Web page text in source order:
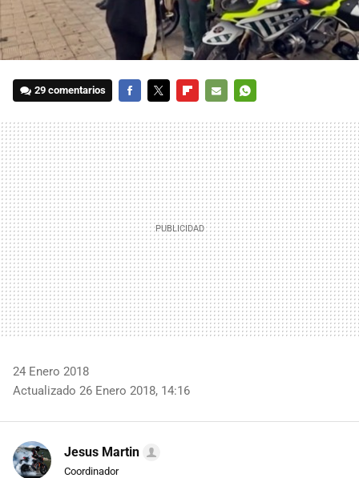
29 comentarios
MAIL
24 Enero 2018
Actualizado 26 Enero 2018, 14:16
Jesus Martin
Coordinador